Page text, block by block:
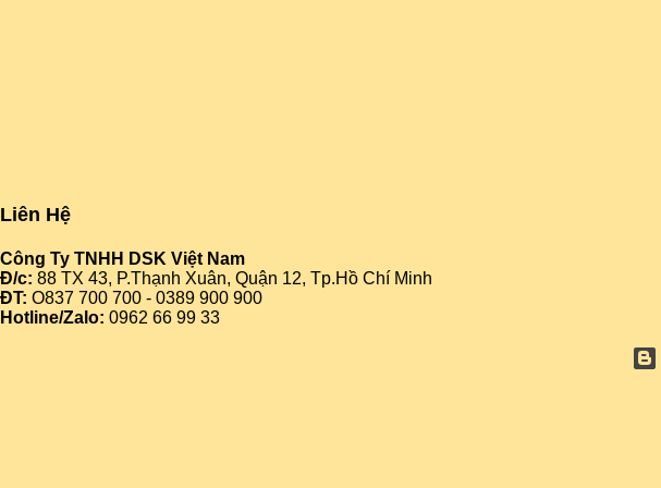
Liên Hệ
Công Ty TNHH DSK Việt Nam
Đ/c: 88 TX 43, P.Thạnh Xuân, Quận 12, Tp.Hồ Chí Minh
ĐT: O837 700 700 - 0389 900 900
Hotline/Zalo: 0962 66 99 33